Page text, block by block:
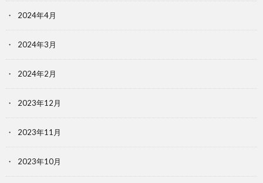
2024年4月
2024年3月
2024年2月
2023年12月
2023年11月
2023年10月